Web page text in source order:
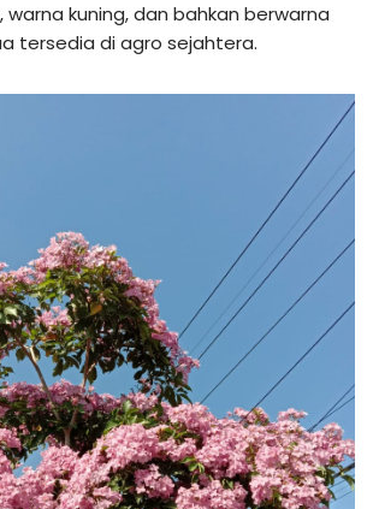
warna kuning, dan bahkan berwarna
tersedia di agro sejahtera.